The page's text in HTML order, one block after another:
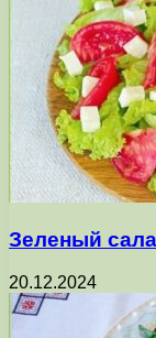
Зеленый
20.12.2024